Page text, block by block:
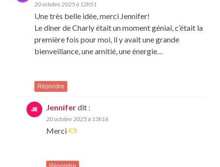
20 octobre 2025 à 12h51
Une très belle idée, merci Jennifer!
Le dîner de Charly était un moment génial, c’était la
première fois pour moi, il y avait une grande
bienveillance, une amitié, une énergie…
Répondre
Jenniferdit :
20 octobre 2025 à 13h16
Merci